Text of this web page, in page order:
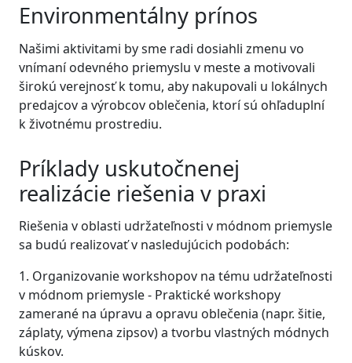
Environmentálny prínos
Našimi aktivitami by sme radi dosiahli zmenu vo
vnímaní odevného priemyslu v meste a motivovali
širokú verejnosť k tomu, aby nakupovali u lokálnych
predajcov a výrobcov oblečenia, ktorí sú ohľaduplní
k životnému prostrediu.
Príklady uskutočnenej
realizácie riešenia v praxi
Riešenia v oblasti udržateľnosti v módnom priemysle
sa budú realizovať v nasledujúcich podobách:
1. Organizovanie workshopov na tému udržateľnosti
v módnom priemysle - Praktické workshopy
zamerané na úpravu a opravu oblečenia (napr. šitie,
záplaty, výmena zipsov) a tvorbu vlastných módnych
kúskov.